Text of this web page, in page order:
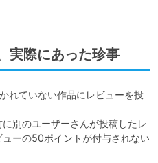
実際にあった珍事
れていない作品にレビューを投
別のユーザーさんが投稿したレ
ーの50ポイントが付与されない